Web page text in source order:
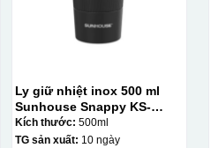
Ly giữ nhiệt inox 500 ml
Sunhouse Snappy KS-
TU500S
Kích thước: 500ml
TG sản xuất: 10 ngày